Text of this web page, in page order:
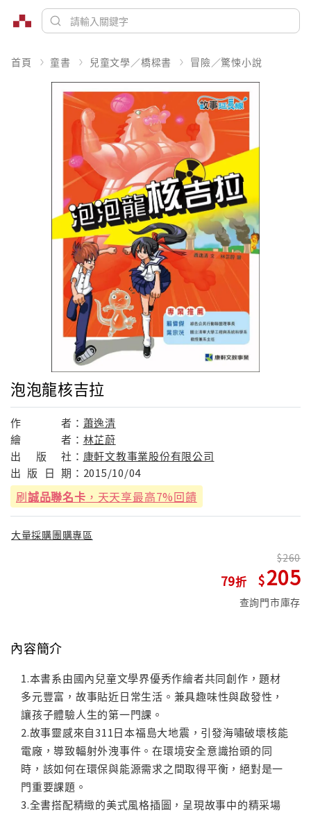
首頁 童書 兒童文學／橋樑書 冒險／驚悚小說
泡泡龍核吉拉
作 者： 蕭逸清
繪
者： 林芷蔚
出
版 社： 康軒文教事業股份有限公司
出 版 日 期： 2015/10/04
刷誠品聯名卡 ，天天享最高7%回饋
大量採購團購專區
79
260
205
查詢門市庫存
內容簡介
1.本書系由國內兒童文學界優秀作繪者共同創作，題材
多元豐富，故事貼近日常生活。兼具趣味性與啟發性，
讓孩子體驗人生的第一門課。
2.故事靈感來自311日本福島大地震，引發海嘯破壞核能
電廠，導致輻射外洩事件。在環境安全意識抬頭的同
時，該如何在環保與能源需求之間取得平衡，絕對是一
門重要課題。
3.全書搭配精緻的美式風格插圖，呈現故事中的精采場